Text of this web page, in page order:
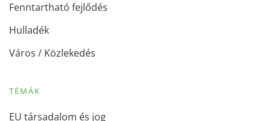
Fenntartható fejlődés
Hulladék
Város / Közlekedés
TÉMÁK
EU társadalom és jog